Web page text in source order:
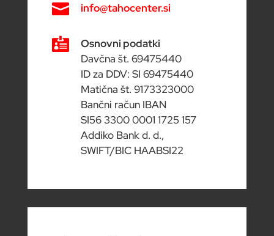
 info@tahocenter.si

Osnovni podatki
Davčna št. 69475440
ID za DDV: SI 69475440
Matična št. 9173323000
Bančni račun IBAN
SI56 3300 0001 1725 157
Addiko Bank d. d.,
SWIFT/BIC HAABSI22